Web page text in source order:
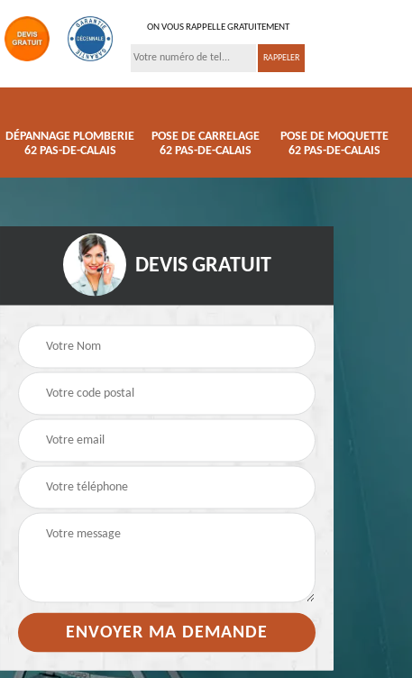
ON VOUS RAPPELLE GRATUITEMENT
DÉPANNAGE PLOMBERIE
62 PAS-DE-CALAIS
POSE DE CARRELAGE
62 PAS-DE-CALAIS
POSE DE MOQUETTE
62 PAS-DE-CALAIS
Pose de parquet 62
Dépannage
62 Pas-de-Calais
DEVIS GRATUIT